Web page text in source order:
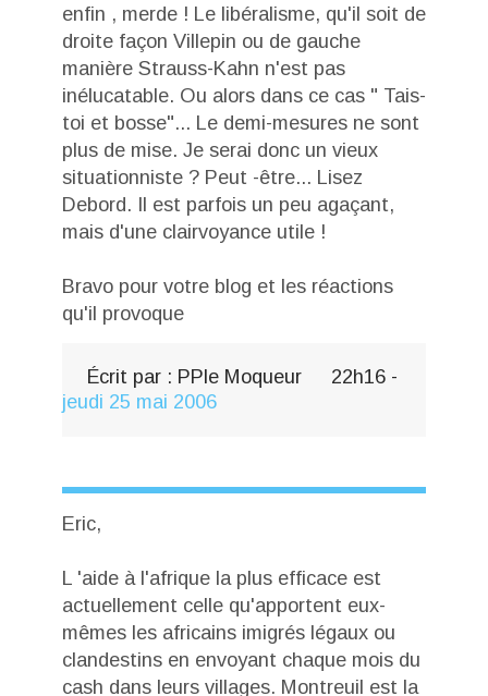
enfin , merde ! Le libéralisme, qu'il soit de
droite façon Villepin ou de gauche
manière Strauss-Kahn n'est pas
inélucatable. Ou alors dans ce cas " Tais-
toi et bosse"... Le demi-mesures ne sont
plus de mise. Je serai donc un vieux
situationniste ? Peut -être... Lisez
Debord. Il est parfois un peu agaçant,
mais d'une clairvoyance utile !
Bravo pour votre blog et les réactions
qu'il provoque
Écrit par : PPle Moqueur 22h16 -
jeudi 25 mai 2006
Eric,
L 'aide à l'afrique la plus efficace est
actuellement celle qu'apportent eux-
mêmes les africains imigrés légaux ou
clandestins en envoyant chaque mois du
cash dans leurs villages. Montreuil est la